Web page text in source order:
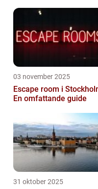
03 november 2025
Escape room i
En omfattande guide
31 oktober 2025